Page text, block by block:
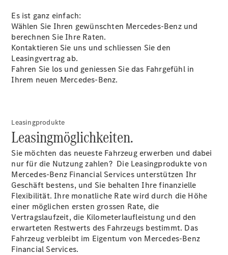
Übersicht
MERCEDES-
SWISS-
INTEGRAL
ServiceCare
Mercedes-
Original-
Teile &
Zubehör
Es ist ganz einfach:
Wählen Sie Ihren gewünschten Mercedes-Benz und
berechnen Sie Ihre Raten.
Kontaktieren Sie uns und schliessen Sie den
Leasingvertrag ab.
Fahren Sie los und geniessen Sie das Fahrgefühl in
Ihrem neuen Mercedes-Benz.
Leasingprodukte
Leasingmöglichkeiten.
Sie möchten das neueste Fahrzeug erwerben und dabei
nur für die Nutzung zahlen? Die Leasingprodukte von
Mercedes-Benz Financial Services unterstützen Ihr
Geschäft bestens, und Sie behalten Ihre finanzielle
Flexibilität. Ihre monatliche Rate wird durch die Höhe
einer möglichen ersten grossen Rate, die
Vertragslaufzeit, die Kilometerlaufleistung und den
erwarteten Restwerts des Fahrzeugs bestimmt. Das
Fahrzeug verbleibt im Eigentum von Mercedes-Benz
Financial Services.